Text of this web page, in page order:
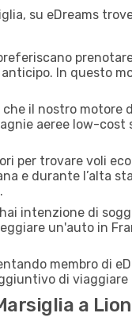
su eDreams
In questo
il nostro motore
aeree low-
per trovare voli
e durante l’alta
intenzione di
un'auto in
membro di
di
a